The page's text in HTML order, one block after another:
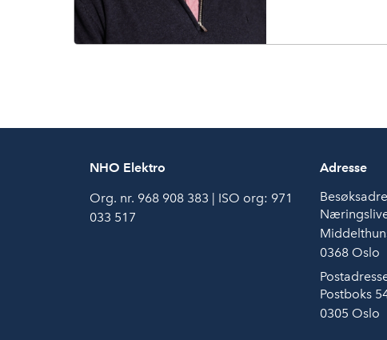
NHO Elektro
Org. nr. 968 908 383 | ISO org: 971
033 517
Adresse
0368 Oslo
Postboks
0305 Oslo